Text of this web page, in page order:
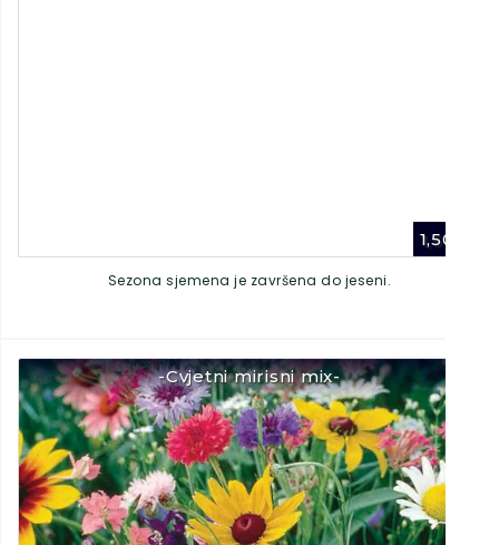
1,50
Sezona sjemena je završena do jeseni.
-Cvjetni mirisni mix-